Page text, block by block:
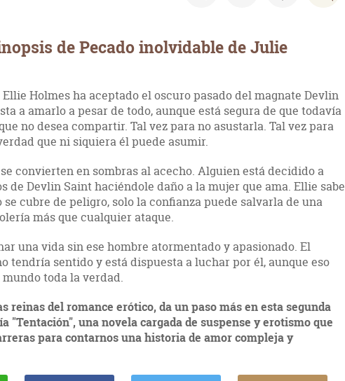
de Pecado inolvidable de Julie
Holmes ha aceptado el oscuro pasado del magnate Devlin
a amarlo a pesar de todo, aunque está segura de que todavía
no desea compartir. Tal vez para no asustarla. Tal vez para
que ni siquiera él puede asumir.
convierten en sombras al acecho. Alguien está decidido a
de Devlin Saint haciéndole daño a la mujer que ama. Ellie sabe
cubre de peligro, solo la confianza puede salvarla de una
más que cualquier ataque.
una vida sin ese hombre atormentado y apasionado. El
tendría sentido y está dispuesta a luchar por él, aunque eso
toda la verdad.
reinas del romance erótico, da un paso más en esta segunda
"Tentación", una novela cargada de suspense y erotismo que
para contarnos una historia de amor compleja y